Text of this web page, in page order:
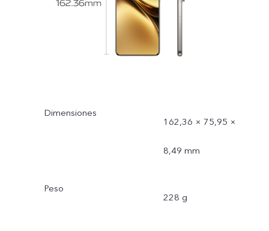
Dimensiones
162,36 × 75,95 ×
8,49 mm
Peso
228 g